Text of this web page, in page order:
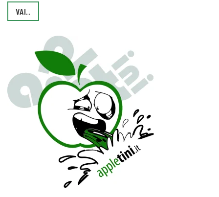
VAI..